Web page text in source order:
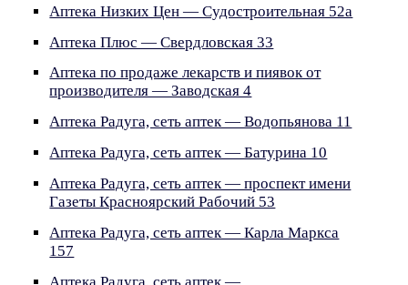
Аптека Низких Цен — Судостроительная 52а
Аптека Плюс — Свердловская 33
Аптека по продаже лекарств и пиявок от
производителя — Заводская 4
Аптека Радуга, сеть аптек — Водопьянова 11
Аптека Радуга, сеть аптек — Батурина 10
Аптека Радуга, сеть аптек — проспект имени
Газеты Красноярский Рабочий 53
Аптека Радуга, сеть аптек — Карла Маркса
157
Аптека Радуга, сеть аптек —